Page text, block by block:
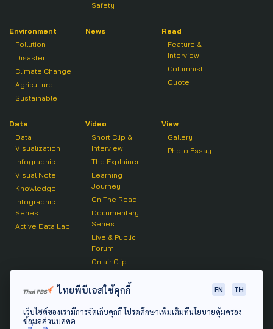
Safety
Environment
Pollution
Disaster
Climate Change
Agriculture
Sustainable
News
Read
Feature &
Interview
Columnist
Quote
Data
Data
Visualization
Infographic
Visual Note
Knowledge
Infographic
Series
Active Data Lab
Video
Short Clip &
Interview
The Explainer
Learning
Journey
On The Road
Documentary
Series
Live & Public
Forum
On air Clip
View
Gallery
Photo Essay
Podcast
Active Talk
ไทยพีบีเอสใช้คุกกี้ EN TH
เว็บไซต์ของเรามีการจัดเก็บคุกกี้ โปรดศึกษาเพิ่มเติมที่นโยบายคุ้มครอง
ข้อมูลส่วนบุคคล